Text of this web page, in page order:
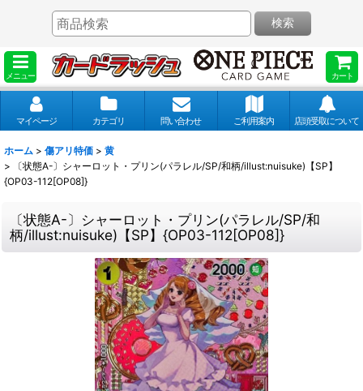
メニュー カート
検索
マイページ カテゴリ 問い合わせ ご利用案内 店頭受取について
ホーム > 傷アリ特価 > 黄
>
〔状態A-〕シャーロット・プリン(パラレル/SP/和柄/illust:nuisuke)【SP】
{OP03-112[OP08]}
〔状態A-〕シャーロット・プリン(パラレル/SP/和
柄/illust:nuisuke)【SP】{OP03-112[OP08]}